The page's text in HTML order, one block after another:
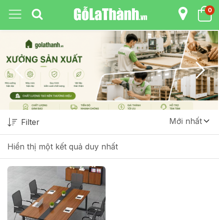
0
Hiển thị một kết quả duy nhất
Filter Mới nhất